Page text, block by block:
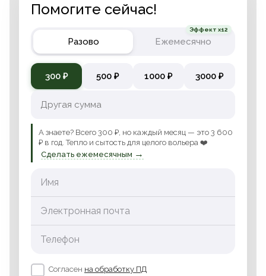
Помогите сейчас!
Разово Ежемесячно
Эффект x12
300 ₽ 500 ₽ 1000 ₽ 3000 ₽
А знаете? Всего 300 ₽, но каждый месяц — это 3 600
₽ в год. Тепло и сытость для целого вольера ❤️
Сделать ежемесячным →
Имя
Электронная почта
Телефон
Согласен на обработку ПД